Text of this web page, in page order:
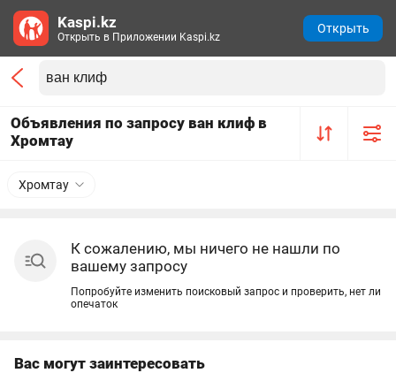
Объявления по запросу ван клиф в
Хромтау
Хромтау
К сожалению, мы ничего не нашли по
вашему запросу
Попробуйте изменить поисковый запрос и проверить, нет ли
опечаток
Вас могут заинтересовать
Kaspi.kz
Открыть в Приложении Kaspi.kz
Открыть